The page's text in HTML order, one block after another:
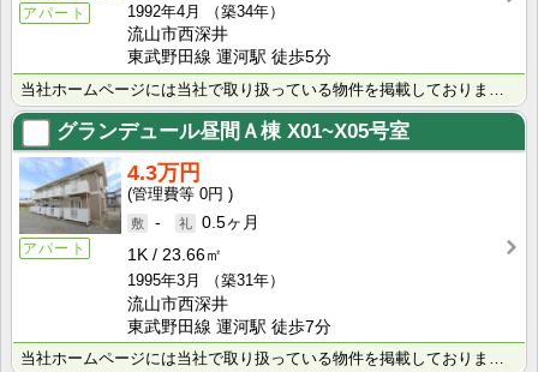
アパート
1992年4月
（築34年）
流山市西深井
東武野田線 運河駅 徒歩5分
グランデュール昼間Ａ棟X01~X05号室
アパート
4.3万円
0円
-
0.5ヶ月
1K
23.66㎡
1995年3月
（築31年）
流山市西深井
東武野田線 運河駅 徒歩7分